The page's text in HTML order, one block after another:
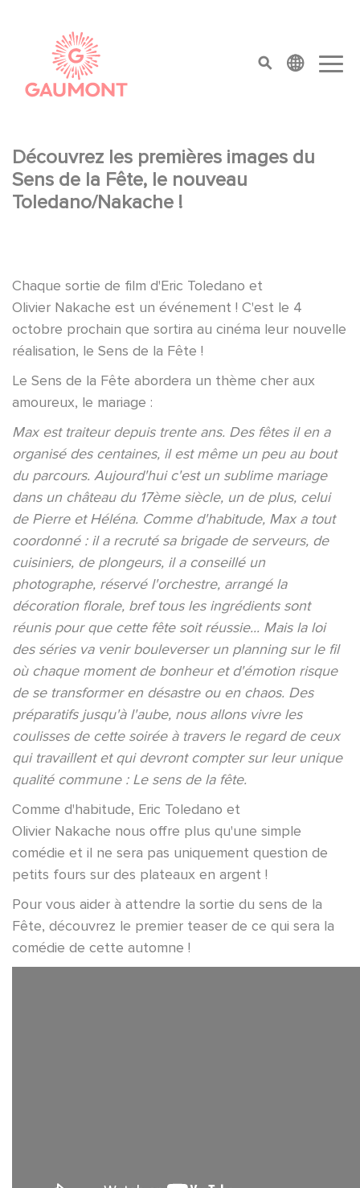
top menu
Découvrez les premières images du
Sens de la Fête, le nouveau
Toledano/Nakache !
Chaque sortie de film d'Eric Toledano et
Olivier Nakache est un événement ! C'est le 4
octobre prochain que sortira au cinéma leur nouvelle
réalisation, le Sens de la Fête !
Le Sens de la Fête abordera un thème cher aux
amoureux, le mariage :
Max est traiteur depuis trente ans. Des fêtes il en a
organisé des centaines, il est même un peu au bout
du parcours. Aujourd'hui c'est un sublime mariage
dans un château du 17ème siècle, un de plus, celui
de Pierre et Héléna. Comme d'habitude, Max a tout
coordonné : il a recruté sa brigade de serveurs, de
cuisiniers, de plongeurs, il a conseillé un
photographe, réservé l'orchestre, arrangé la
décoration florale, bref tous les ingrédients sont
réunis pour que cette fête soit réussie... Mais la loi
des séries va venir bouleverser un planning sur le fil
où chaque moment de bonheur et d'émotion risque
de se transformer en désastre ou en chaos. Des
préparatifs jusqu'à l'aube, nous allons vivre les
coulisses de cette soirée à travers le regard de ceux
qui travaillent et qui devront compter sur leur unique
qualité commune : Le sens de la fête.
Comme d'habitude, Eric Toledano et
Olivier Nakache nous offre plus qu'une simple
comédie et il ne sera pas uniquement question de
petits fours sur des plateaux en argent !
Pour vous aider à attendre la sortie du sens de la
Fête, découvrez le premier teaser de ce qui sera la
comédie de cette automne !